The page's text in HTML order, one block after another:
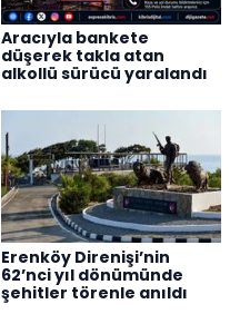
Aracıyla bankete
düşerek takla atan
alkollü sürücü yaralandı
Erenköy Direnişi’nin
62’nci yıl dönümünde
şehitler törenle anıldı